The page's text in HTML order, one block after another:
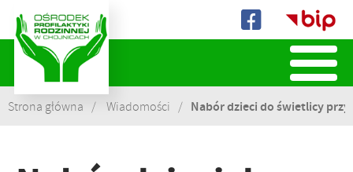
Biuletyn
Informacji
Publicznej
Strona główna Wiadomości Nabór dzieci do świetlicy przy